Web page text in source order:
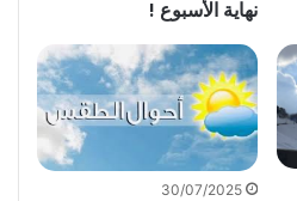
نهاية الأسبوع !
30/07/2025